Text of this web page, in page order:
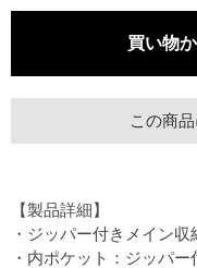
この商
【製品詳細】
・ジッパー付きメイン収
・内ポケット：ジッパー